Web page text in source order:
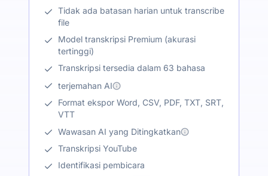
Tidak ada batasan harian untuk transcribe
file
Model transkripsi Premium (akurasi
tertinggi)
Transkripsi tersedia dalam 63 bahasa
terjemahan AI
Format ekspor Word, CSV, PDF, TXT, SRT,
VTT
Wawasan AI yang Ditingkatkan
Transkripsi YouTube
Identifikasi pembicara